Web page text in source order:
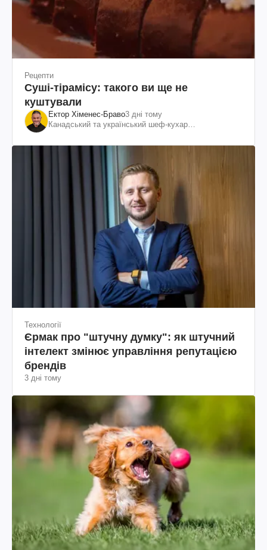
Рецепти
Суші-тірамісу: такого ви ще не
куштували
Ектор Хіменес-Браво3 дні тому
Канадський та український шеф-кухар
Технології
Єрмак про "штучну думку": як штучний
інтелект змінює управління репутацією
брендів
3 дні тому